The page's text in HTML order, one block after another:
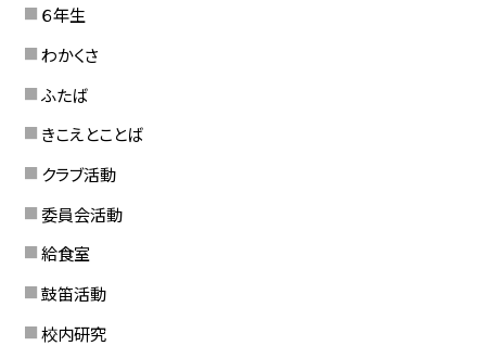
６年生
わかくさ
ふたば
きこえとことば
クラブ活動
委員会活動
給食室
鼓笛活動
校内研究